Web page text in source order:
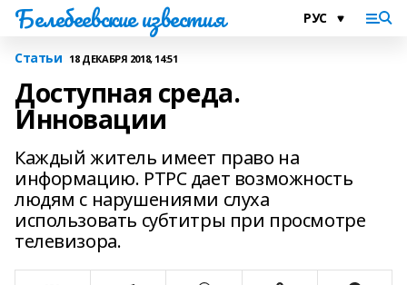
Белебеевские известия
Статьи 18 ДЕКАБРЯ 2018, 14:51
Доступная среда.
Инновации
Каждый житель имеет право на
информацию. РТРС дает возможность
людям с нарушениями слуха
использовать субтитры при просмотре
телевизора.